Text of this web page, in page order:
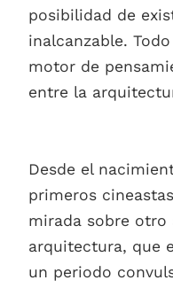
posibilidad de
inalcanzable.
motor de
entre la
Desde el
primeros
mirada sobre otro
arquitectura, que
un periodo